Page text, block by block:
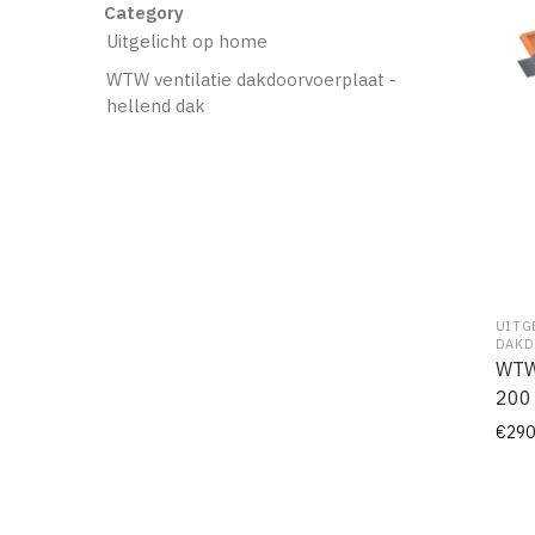
200
€
Category
Uitgelicht op home
WTW ventilatie dakdoorvoerplaat -
hellend dak